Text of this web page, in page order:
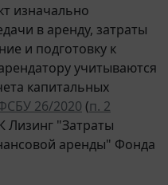
изначально
в аренду, затраты
и подготовку к
учитываются
капитальных
26/2020 (п. 2
Лизинг "Затраты
аренды" Фонда